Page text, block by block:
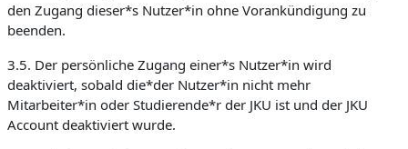
den Zugang dieser*s Nutzer*in ohne Vorankündigung zu
beenden.
3.5. Der persönliche Zugang einer*s Nutzer*in wird
deaktiviert, sobald die*der Nutzer*in nicht mehr
Mitarbeiter*in oder Studierende*r der JKU ist und der JKU
Account deaktiviert wurde.